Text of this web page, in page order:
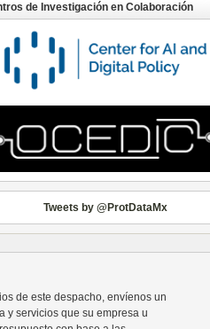
de Investigación en Colaboración
Tweets by @ProtDataMx
de este despacho, envíenos un
y servicios que su empresa u